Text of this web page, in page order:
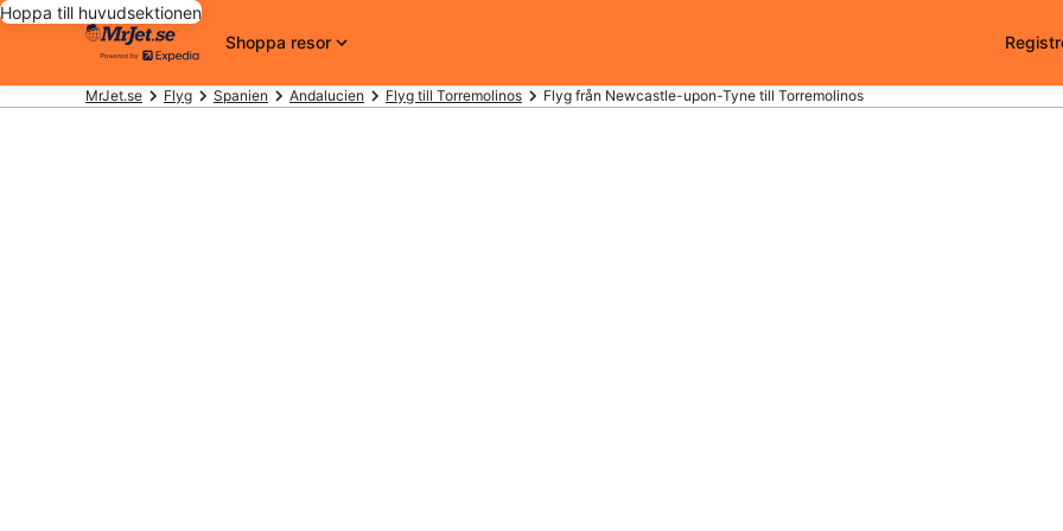
Hoppa till huvudsektionen
Shoppa resor
MrJet.se Flyg Spanien Andalucien Flyg till Torremolinos Flyg från Newcastle-upon-Tyne till Torremolinos